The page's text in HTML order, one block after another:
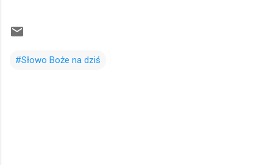
#Słowo Boże na dziś